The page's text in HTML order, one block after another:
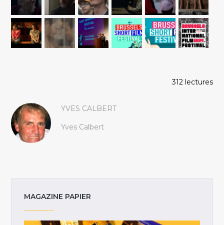
312 lectures
YVES CALBERT
Yves Calbert
MAGAZINE PAPIER